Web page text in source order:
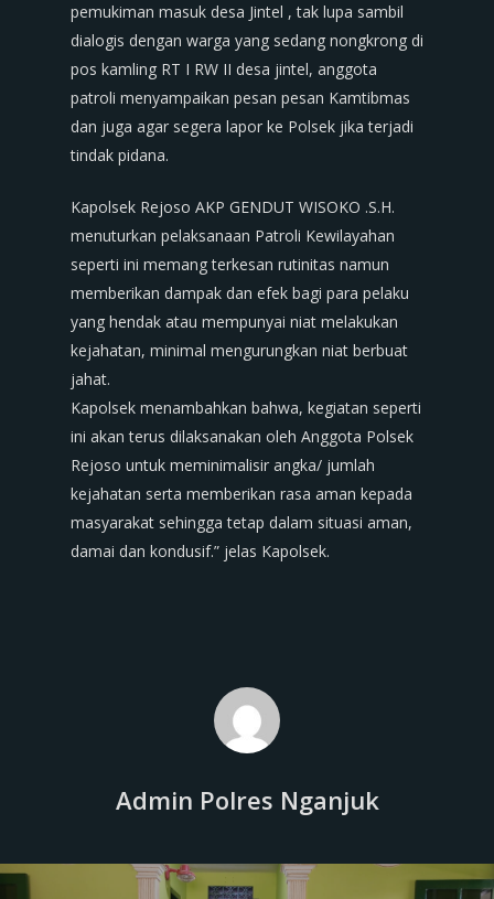
pemukiman masuk desa Jintel , tak lupa sambil
dialogis dengan warga yang sedang nongkrong di
pos kamling RT I RW II desa jintel, anggota
patroli menyampaikan pesan pesan Kamtibmas
dan juga agar segera lapor ke Polsek jika terjadi
tindak pidana.
Kapolsek Rejoso AKP GENDUT WISOKO .S.H.
menuturkan pelaksanaan Patroli Kewilayahan
seperti ini memang terkesan rutinitas namun
memberikan dampak dan efek bagi para pelaku
yang hendak atau mempunyai niat melakukan
kejahatan, minimal mengurungkan niat berbuat
jahat.
Kapolsek menambahkan bahwa, kegiatan seperti
ini akan terus dilaksanakan oleh Anggota Polsek
Rejoso untuk meminimalisir angka/ jumlah
kejahatan serta memberikan rasa aman kepada
masyarakat sehingga tetap dalam situasi aman,
damai dan kondusif.” jelas Kapolsek.
Admin Polres Nganjuk